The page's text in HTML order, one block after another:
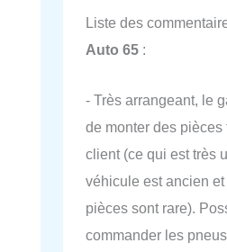
Liste des
Auto 65 :
- Très arrangeant, le
de monter des pièces
client (ce qui est très
véhicule est ancien
pièces sont rare).
commander les